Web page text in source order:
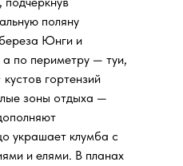
поляну
Юнги и
по периметру — туи,
гортензий
зоны отдыха —
украшает клумба с
и елями. В планах